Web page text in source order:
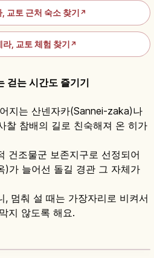
교토 근처 숙소 찾기 ↗
라, 교토 체험 찾기 ↗
걷는 시간도 즐기기
지는 산넨자카(Sannei-zaka)나
찰 참배의 길로 친숙해져 온 히가
건조물군 보존지구로 선정되어
)가 늘어선 돌길 경관 그 자체가
, 멈춰 설 때는 가장자리로 비켜서
지 않도록 해요.
책 가이드｜골목 즐기